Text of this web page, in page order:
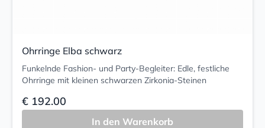
Ohrringe Elba schwarz
Funkelnde Fashion- und Party-Begleiter: Edle, festliche
Ohrringe mit kleinen schwarzen Zirkonia-Steinen
€ 192.00
In den Warenkorb